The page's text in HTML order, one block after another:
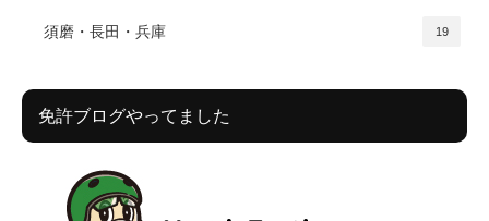
須磨・長田・兵庫 19
免許ブログやってました